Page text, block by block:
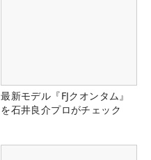
最新モデル『FJクオンタム』
を石井良介プロがチェック